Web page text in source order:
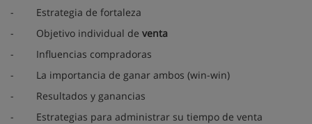
-
Estrategia de fortaleza
-
Objetivo individual de venta
-
Influencias compradoras
-
La importancia de ganar ambos (win-win)
-
Resultados y ganancias
-
Estrategias para administrar su tiempo de venta